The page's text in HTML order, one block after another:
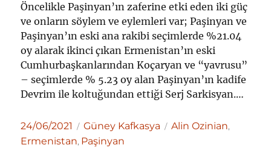
Öncelikle Paşinyan’ın zaferine etki eden iki güç
ve onların söylem ve eylemleri var; Paşinyan ve
Paşinyan’ın eski ana rakibi seçimlerde %21.04
oy alarak ikinci çıkan Ermenistan’ın eski
Cumhurbaşkanlarından Koçaryan ve “yavrusu”
– seçimlerde % 5.23 oy alan Paşinyan’ın kadife
Devrim ile koltuğundan ettiği Serj Sarkisyan.…
Yayın
tarihi
24/06/2021 Kategoriler
Güney Kafkasya Etiketler
Alin Ozinian,
Ermenistan, Paşinyan